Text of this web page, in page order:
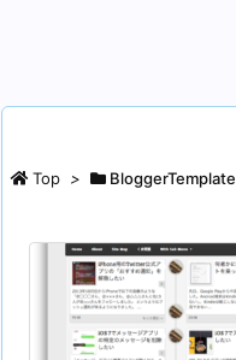
Top > BloggerTemplate